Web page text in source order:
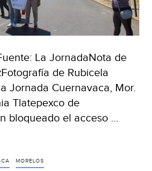
La JornadaNota de
de Rubicela
Jornada Cuernavaca, Mor.
Tlatepexco de
bloqueado el acceso …
MORELOS